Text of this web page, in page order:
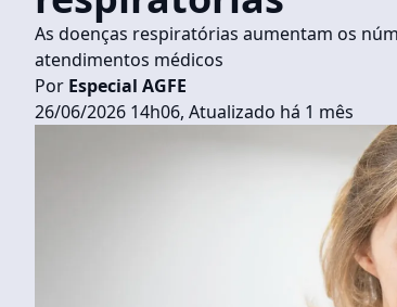
As doenças respiratórias aumentam os
atendimentos médicos
Por Especial AGFE
26/06/2026 14h06, Atualizado há 1 mês